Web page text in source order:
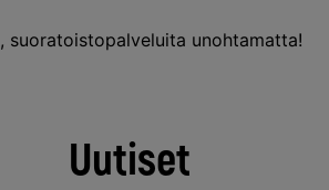
, suoratoistopalveluita unohtamatta!
Uutiset